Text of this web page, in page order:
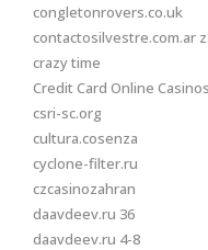
congletonrovers.co.uk
contactosilvestre.com.ar
crazy time
Credit Card Online Casinos
csri-sc.org
cultura.cosenza
cyclone-filter.ru
czcasinozahran
daavdeev.ru 36
daavdeev.ru 4-8